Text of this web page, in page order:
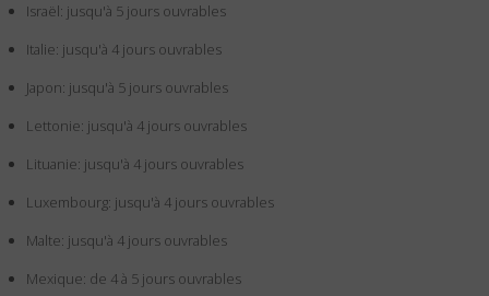
Israël: jusqu'à 5 jours ouvrables
Italie: jusqu'à 4 jours ouvrables
Japon: jusqu'à 5 jours ouvrables
Lettonie: jusqu'à 4 jours ouvrables
Lituanie: jusqu'à 4 jours ouvrables
Luxembourg: jusqu'à 4 jours ouvrables
Malte: jusqu'à 4 jours ouvrables
Mexique: de 4 à 5 jours ouvrables